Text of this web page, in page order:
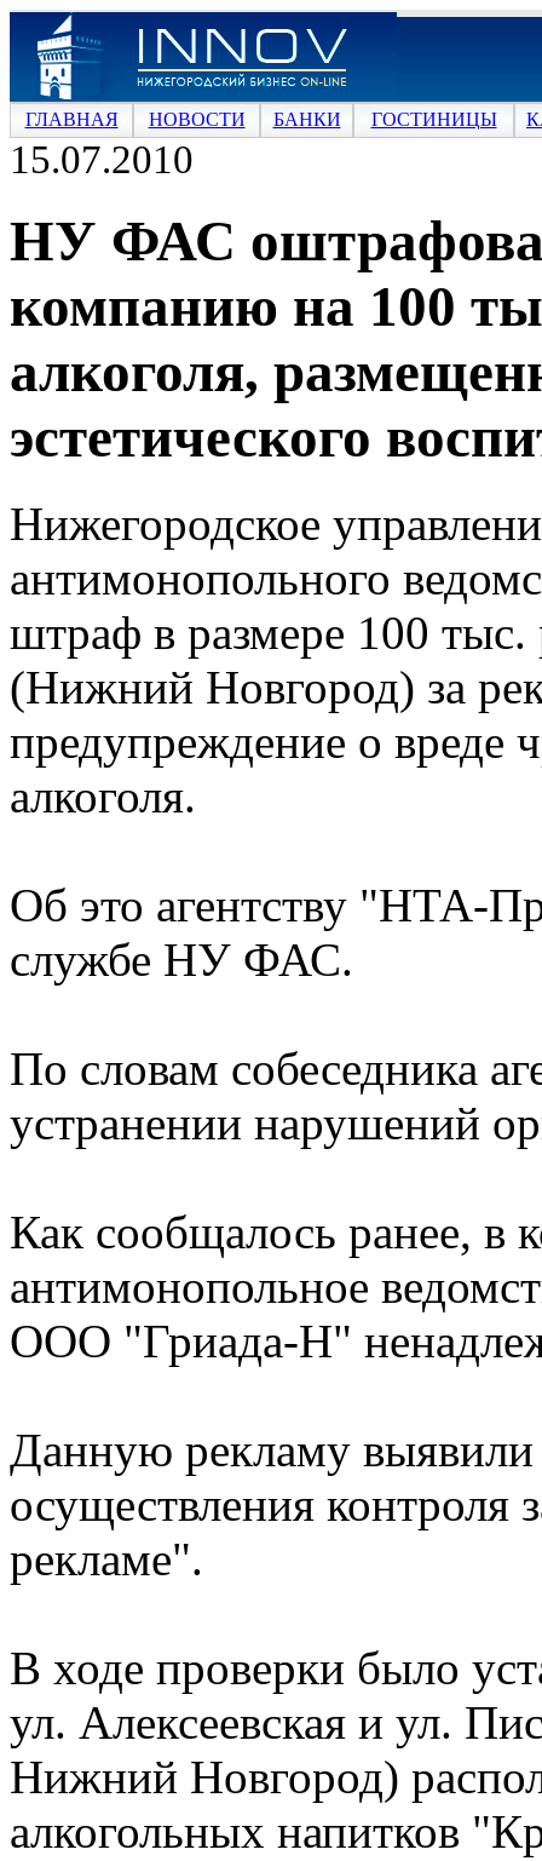
ГЛАВНАЯ НОВОСТИ БАНКИ ГОСТИНИЦЫ
15.07.2010
НУ ФАС
компанию на 100
алкоголя,
эстетического
Нижегородское
антимонопольного
штраф в размере 100
(Нижний Новгород) за
предупреждение о вреде
алкоголя.
Об это агентству "НТА-
службе НУ ФАС.
По словам собеседника
устранении нарушений
Как сообщалось ранее, в
антимонопольное
ООО "Гриада-Н"
Данную рекламу
осуществления контроля
рекламе".
В ходе проверки было
ул. Алексеевская и ул.
Нижний Новгород)
алкогольных напитков